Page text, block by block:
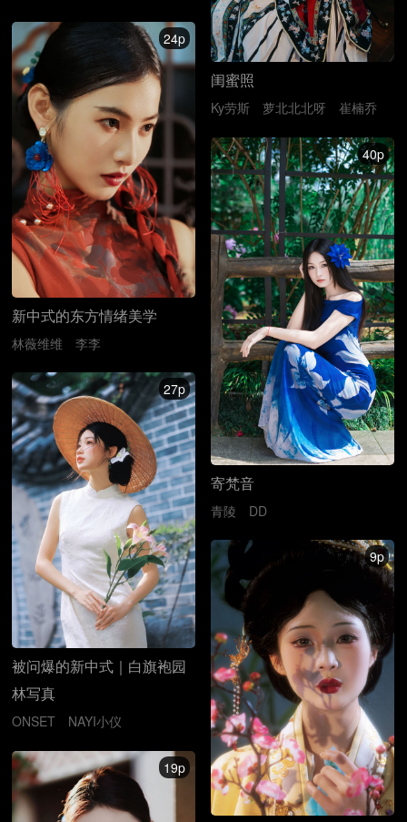
闺蜜照
Ky劳斯 萝北北北呀 崔楠乔
24p
新中式的东方情绪美学
林薇维维 李李
40p
寄梵音
青陵 DD
27p
被问爆的新中式｜白旗袍园
林写真
ONSET NAYI小仪
9p
19p